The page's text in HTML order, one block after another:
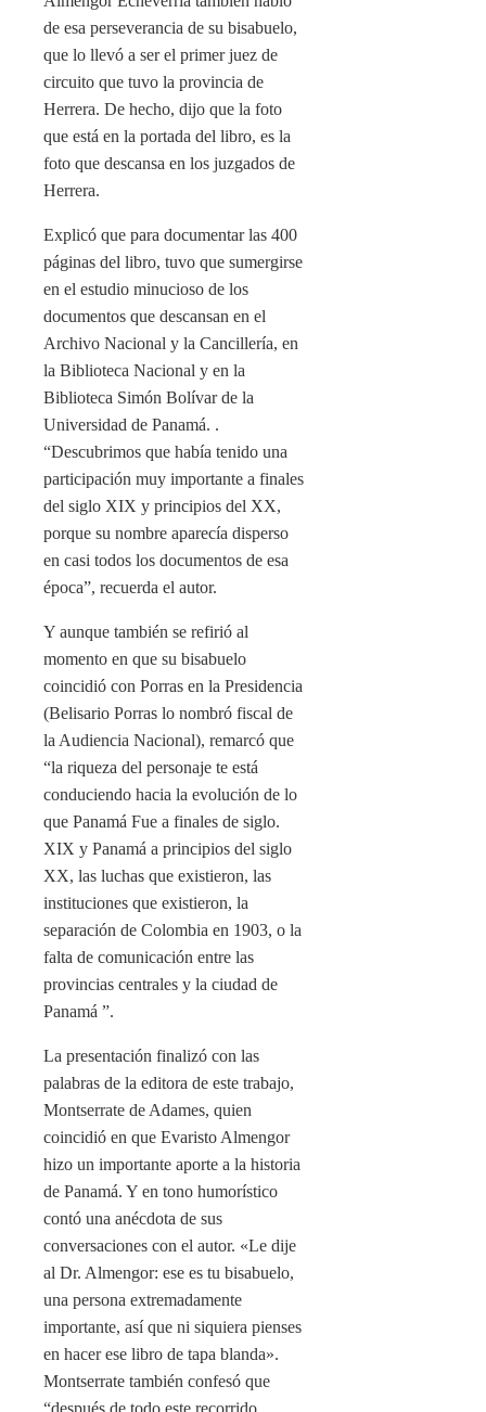
de esa perseverancia de su bisabuelo,
que lo llevó a ser el primer juez de
circuito que tuvo la provincia de
Herrera. De hecho, dijo que la foto
que está en la portada del libro, es la
foto que descansa en los juzgados de
Herrera.
Explicó que para documentar las 400
páginas del libro, tuvo que sumergirse
en el estudio minucioso de los
documentos que descansan en el
Archivo Nacional y la Cancillería, en
la Biblioteca Nacional y en la
Biblioteca Simón Bolívar de la
Universidad de Panamá. .
“Descubrimos que había tenido una
participación muy importante a finales
del siglo XIX y principios del XX,
porque su nombre aparecía disperso
en casi todos los documentos de esa
época”, recuerda el autor.
Y aunque también se refirió al
momento en que su bisabuelo
coincidió con Porras en la Presidencia
(Belisario Porras lo nombró fiscal de
la Audiencia Nacional), remarcó que
“la riqueza del personaje te está
conduciendo hacia la evolución de lo
que Panamá Fue a finales de siglo.
XIX y Panamá a principios del siglo
XX, las luchas que existieron, las
instituciones que existieron, la
separación de Colombia en 1903, o la
falta de comunicación entre las
provincias centrales y la ciudad de
Panamá ”.
La presentación finalizó con las
palabras de la editora de este trabajo,
Montserrate de Adames, quien
coincidió en que Evaristo Almengor
hizo un importante aporte a la historia
de Panamá. Y en tono humorístico
contó una anécdota de sus
conversaciones con el autor. «Le dije
al Dr. Almengor: ese es tu bisabuelo,
una persona extremadamente
importante, así que ni siquiera pienses
en hacer ese libro de tapa blanda».
Montserrate también confesó que
“después de todo este recorrido